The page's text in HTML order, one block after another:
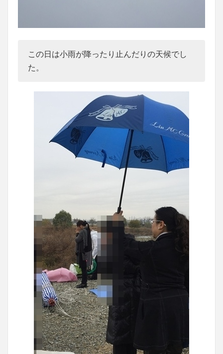
この日は小雨が降ったり止んだりの天候でし
た。